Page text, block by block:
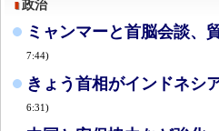
政治
ミャンマーと首脳会談、
7:44)
きょう首相がインドネシ
6:31)